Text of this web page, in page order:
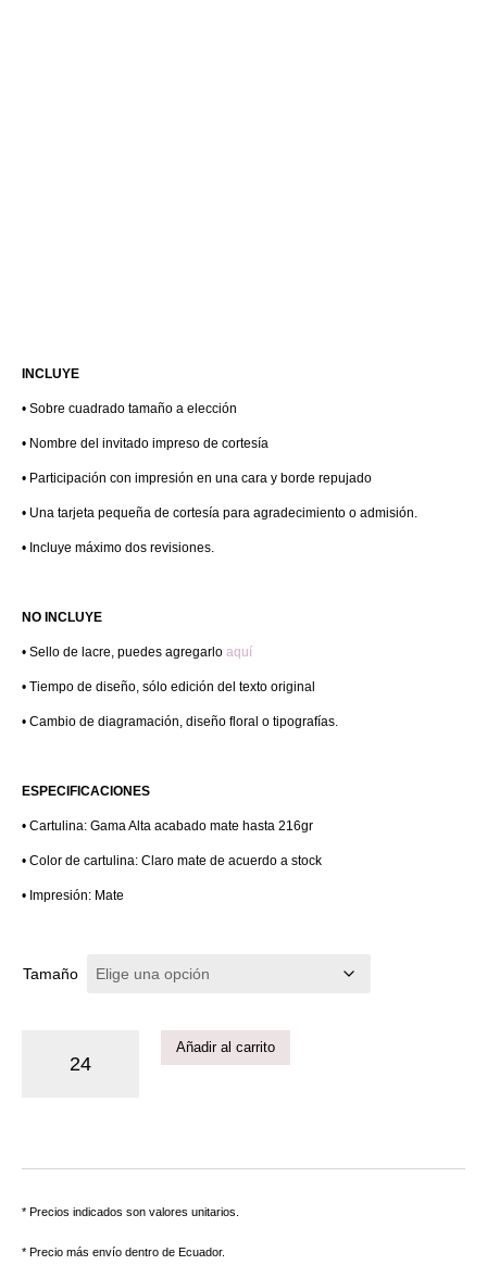
INCLUYE
• Sobre cuadrado tamaño a elección
• Nombre del invitado impreso de cortesía
• Participación con impresión en una cara y borde repujado
• Una tarjeta pequeña de cortesía para agradecimiento o admisión.
• Incluye máximo dos revisiones.
NO INCLUYE
• Sello de lacre, puedes agregarlo aquí
• Tiempo de diseño, sólo edición del texto original
• Cambio de diagramación, diseño floral o tipografías.
ESPECIFICACIONES
• Cartulina: Gama Alta acabado mate hasta 216gr
• Color de cartulina: Claro mate de acuerdo a stock
• Impresión: Mate
Tamaño
Añadir al carrito
* Precios indicados son valores unitarios.
* Precio más envío dentro de Ecuador.